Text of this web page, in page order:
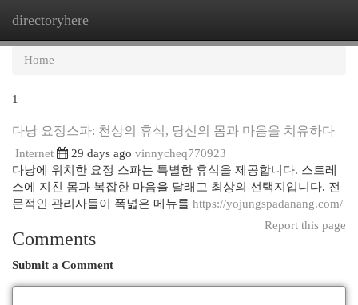
directoryhere
Home
1
다낭 요정스파: 천상의 휴식, 당신의 몸과 마음을 치유하다
Internet 29 days ago vinnycheq770923
다낭에 위치한 요정 스파는 특별한 휴식을 제공합니다. 스트레
스에 지친 몸과 복잡한 마음을 달래고 최상의 선택지입니다. 전
문적인 관리사들이 폭넓은 메뉴를 https://yojungspadanang.com/
Report this page
Comments
Submit a Comment